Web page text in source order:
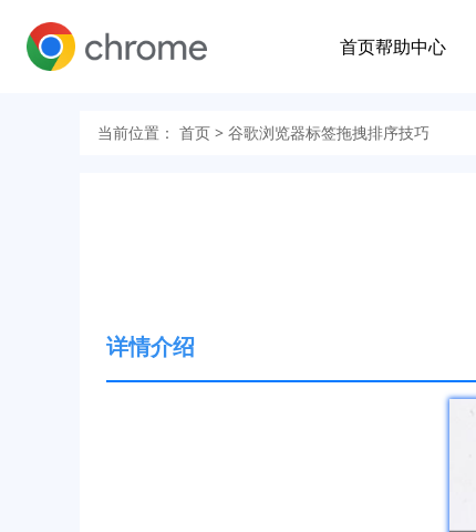
首页帮助中心
当前位置： 首页 > 谷歌浏览器标签拖拽排序技巧
详情介绍